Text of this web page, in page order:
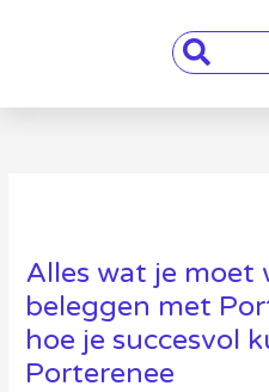
Search
...
Alles wat je moet
beleggen met
hoe je succesvol
Porterenee